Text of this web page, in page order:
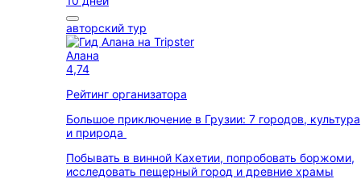
авторский тур
Алана
4,74
Рейтинг организатора
Большое приключение в Грузии: 7 городов, культура
и природа
Побывать в винной Кахетии, попробовать боржоми,
исследовать пещерный город и древние храмы